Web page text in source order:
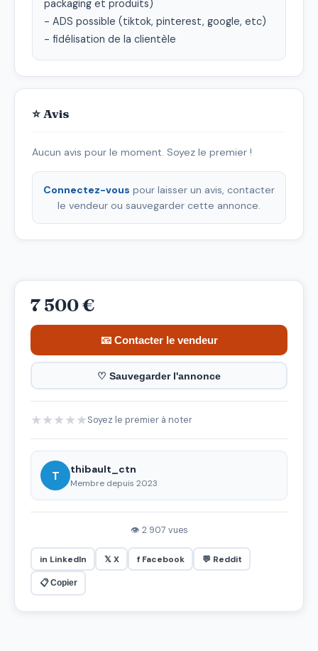
packaging et produits)
- ADS possible (tiktok, pinterest, google, etc)
- fidélisation de la clientèle
⭐ Avis
Aucun avis pour le moment. Soyez le premier !
Connectez-vous pour laisser un avis, contacter
le vendeur ou sauvegarder cette annonce.
7 500 €
📧 Contacter le vendeur
♡ Sauvegarder l'annonce
★★★★★Soyez le premier à noter
T thibault_ctn
Membre depuis 2023
👁 2 907 vues
in LinkedIn 𝕏 X f Facebook 💬 Reddit
📋 Copier